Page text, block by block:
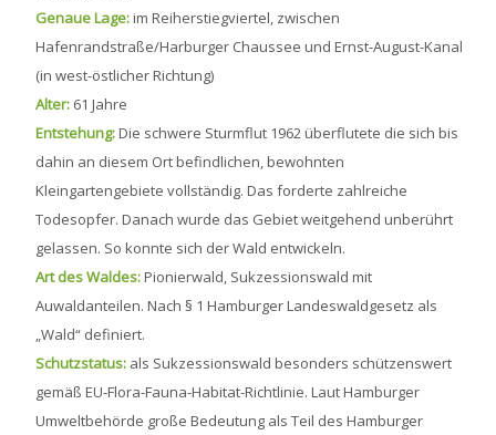
Genaue Lage:im Reiherstiegviertel, zwischen
Hafenrandstraße/Harburger Chaussee und Ernst-August-Kanal
(in west-östlicher Richtung)
Alter: 61 Jahre
Entstehung:Die schwere Sturmflut 1962 überflutete die sich bis
dahin an diesem Ort befindlichen, bewohnten
Kleingartengebiete vollständig. Das forderte zahlreiche
Todesopfer. Danach wurde das Gebiet weitgehend unberührt
gelassen. So konnte sich der Wald entwickeln.
Art des Waldes:Pionierwald, Sukzessionswald mit
Auwaldanteilen. Nach § 1 Hamburger Landeswaldgesetz als
„Wald“ definiert.
Schutzstatus: als Sukzessionswald besonders schützenswert
gemäß EU-Flora-Fauna-Habitat-Richtlinie. Laut Hamburger
Umweltbehörde große Bedeutung als Teil des Hamburger